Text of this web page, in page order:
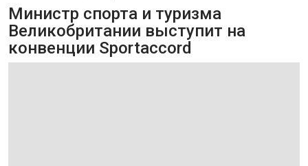
Министр спорта и туризма
Великобритании выступит на
конвенции Sportaccord